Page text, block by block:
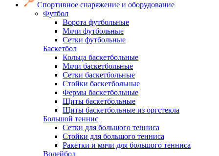
Спортивное снаряжение и оборудование
Футбол
Ворота футбольные
Мячи футбольные
Сетки футбольные
Баскетбол
Кольца баскетбольные
Мячи баскетбольные
Сетки баскетбольные
Стойки баскетбольные
Фермы баскетбольные
Щиты баскетбольные
Щиты баскетбольные из оргстекла
Большой теннис
Сетки для большого тенниса
Стойки для большого тенниса
Ракетки и мячи для большого тенниса
Волейбол